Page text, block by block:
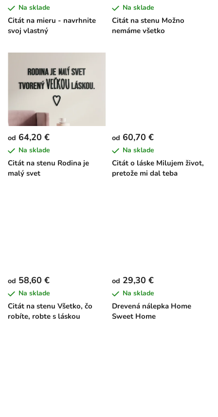
d
u
k
t
Citát na mieru - navrhnite
svoj vlastný
Na sklade
Citát na stenu Možno
nemáme všetko
Na sklade
Citát na stenu Rodina je
malý svet
od 64,20 €
Na sklade
Citát o láske Milujem život,
pretože mi dal teba
od 60,70 €
Na sklade
Citát na stenu Všetko, čo
robíte, robte s láskou
od 58,60 €
Na sklade
Drevená nálepka Home
Sweet Home
od 29,30 €
Na sklade